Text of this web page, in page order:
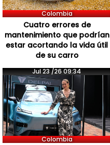
Colombia
Cuatro errores de
mantenimiento que podrían
estar acortando la vida útil
de su carro
Jul 23 /26 09:34
Colombia